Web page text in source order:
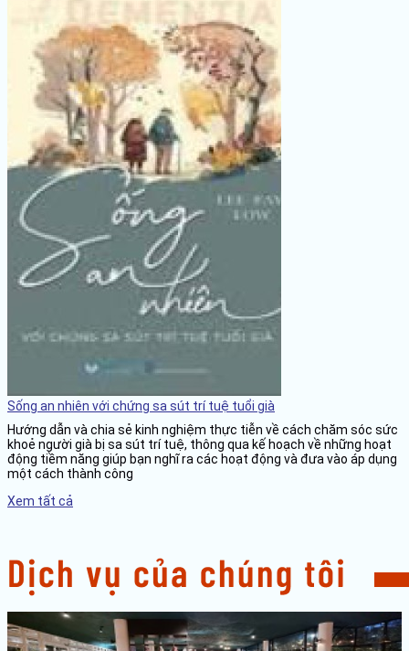
Sống an nhiên với chứng sa sút trí tuệ tuổi già
Hướng dẫn và chia sẻ kinh nghiệm thực tiễn về cách chăm sóc sức
khoẻ người già bị sa sút trí tuệ, thông qua kế hoạch về những hoạt
động tiềm năng giúp bạn nghĩ ra các hoạt động và đưa vào áp dụng
một cách thành công
Xem tất cả